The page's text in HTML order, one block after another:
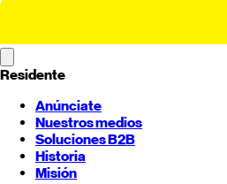
Residente
Anúnciate
Nuestros medios
Soluciones B2B
Historia
Misión